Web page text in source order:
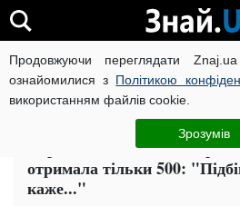
Продовжуючи переглядати
ознайомилися з Політикою
використанням файлів cookie.
Зрозумів
ВІЙНА РОСІЇ ПРОТИ УКРАЇНИ
Українка знімала 1000
отримала тільки 500:
каже..."